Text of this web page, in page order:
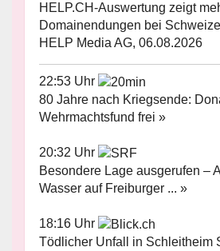
HELP.CH-Auswertung zeigt
Domainendungen bei
HELP Media AG, 06.08.2026
22:53 Uhr
80 Jahre nach Kriegsende:
Wehrmachtsfund frei »
20:32 Uhr
Besondere Lage ausgerufen –
Wasser auf Freiburger ... »
18:16 Uhr
Tödlicher Unfall in Schleitheim